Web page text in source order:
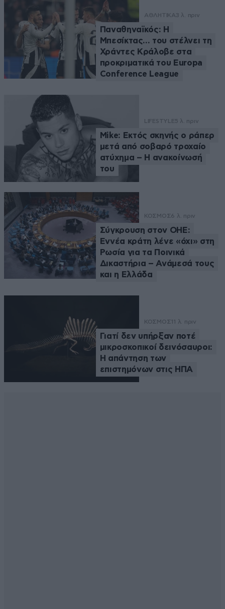
ΑΘΛΗΤΙΚΑ3 λ. πριν
Παναθηναϊκός: Η
Μπεσίκτας… του στέλνει τη
Χράντες Κράλοβε στα
προκριματικά του Europa
Conference League
LIFESTYLE5 λ. πριν
Mike: Εκτός σκηνής ο ράπερ
μετά από σοβαρό τροχαίο
ατύχημα – Η ανακοίνωσή
του
ΚΟΣΜΟΣ6 λ. πριν
Σύγκρουση στον ΟΗΕ:
Εννέα κράτη λένε «όχι» στη
Ρωσία για τα Ποινικά
Δικαστήρια – Ανάμεσά τους
και η Ελλάδα
ΚΟΣΜΟΣ 11 λ. πριν
Γιατί δεν υπήρξαν ποτέ
μικροσκοπικοί δεινόσαυροι:
Η απάντηση των
επιστημόνων στις ΗΠΑ